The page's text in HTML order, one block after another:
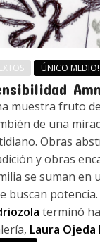
ÚNICO MEDIO!
muestra fruto
de una
Obras
y obras
se suman en
buscan potencia.
terminó
Laura Ojeda